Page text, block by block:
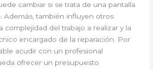
cambiar si se trata de una pantalla
Además, también influyen otros
complejidad del trabajo a realizar y la
encargado de la reparación. Por
acudir con un profesional
ofrecer un presupuesto